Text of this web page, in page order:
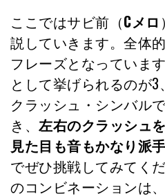
ここではサビ前（Cメロ
説していきます。全体
フレーズとなっていま
として挙げられるのが
クラッシュ・シンバル
き、 左右のクラッシュ
見た目も音もかなり派
でぜひ挑戦してみてく
のコンビネーションは